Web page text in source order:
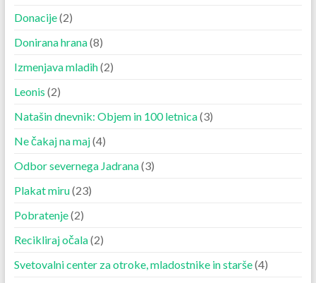
Donacije(2)
Donirana hrana(8)
Izmenjava mladih(2)
Leonis (2)
Natašin dnevnik: Objem in 100 letnica(3)
Ne čakaj na maj(4)
Odbor severnega Jadrana(3)
Plakat miru(23)
Pobratenje(2)
Recikliraj očala(2)
Svetovalni center za otroke, mladostnike in starše(4)